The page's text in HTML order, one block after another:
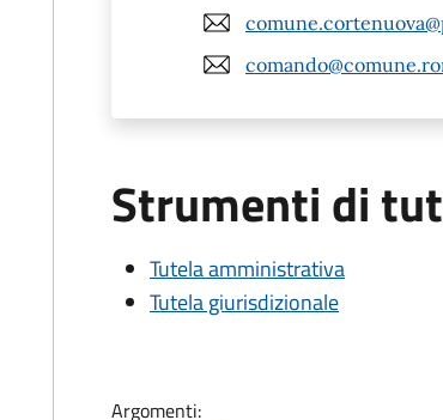
Strumenti di
Tutela amministrativa
Tutela giurisdizionale
Argomenti: